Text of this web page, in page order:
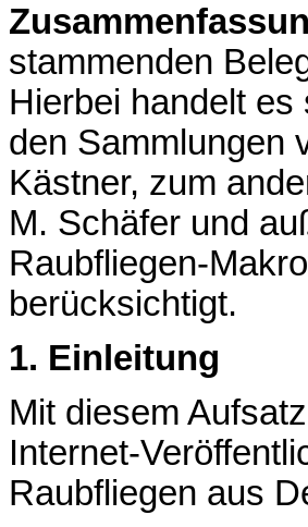
stammenden
Hierbei handelt
den Sammlungen
Kästner, zum
M. Schäfer und
Raubfliegen-
berücksichtigt.
1. Einleitung
Mit diesem
Internet-
Raubfliegen aus